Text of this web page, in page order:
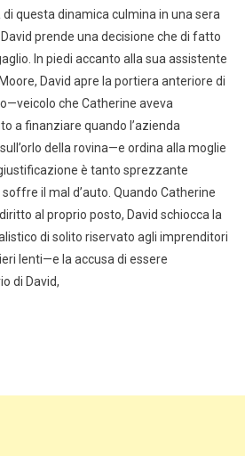
questa dinamica culmina in una sera
prende una decisione che di fatto
In piedi accanto alla sua assistente
David apre la portiera anteriore di
che Catherine aveva
a finanziare quando l’azienda
della rovina—e ordina alla moglie
è tanto sprezzante
il mal d’auto. Quando Catherine
al proprio posto, David schiocca la
di solito riservato agli imprenditori
lenti—e la accusa di essere
di David,